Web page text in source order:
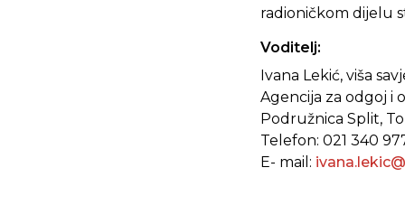
radioničkom dijelu
Voditelj:
Ivana Lekić, viša
Agencija za odgoj i
Podružnica Split,
Telefon: 021 340
E- mail: